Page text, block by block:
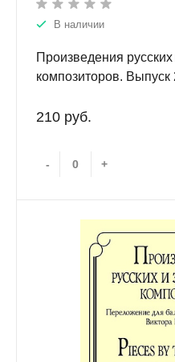
В наличии
Произведения
композиторов.
исполнительская
210 руб.
- +